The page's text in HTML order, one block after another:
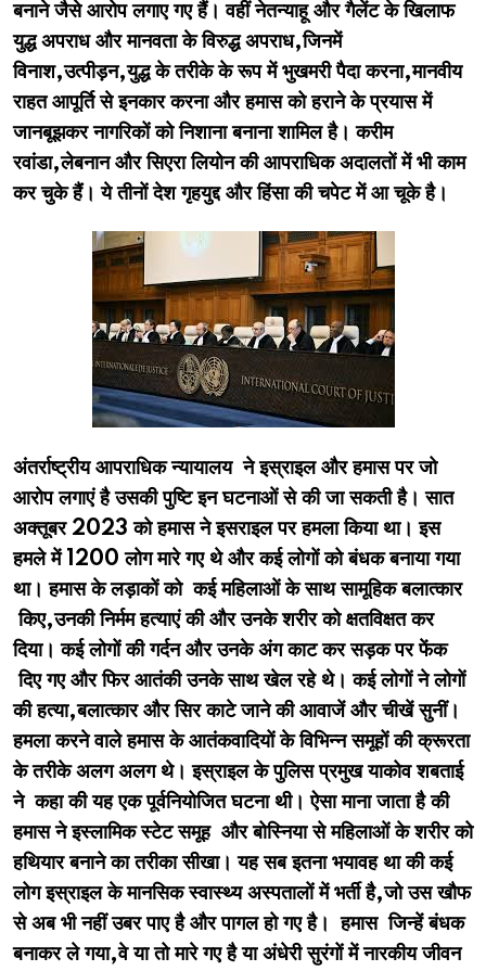
बनाने जैसे आरोप लगाए गए हैं। वहीं नेतन्याहू और गैलेंट के खिलाफ
युद्ध अपराध और मानवता के विरुद्ध अपराध,जिनमें
विनाश,उत्पीड़न,युद्ध के तरीके के रूप में भुखमरी पैदा करना,मानवीय
राहत आपूर्ति से इनकार करना और हमास को हराने के प्रयास में
जानबूझकर नागरिकों को निशाना बनाना शामिल है। करीम
रवांडा,लेबनान और सिएरा लियोन की आपराधिक अदालतों में भी काम
कर चुके हैं। ये तीनों देश गृहयुद्द और हिंसा की चपेट में आ चूके है।
अंतर्राष्ट्रीय आपराधिक न्यायालय ने इस्राइल और हमास पर जो
आरोप लगाएं है उसकी पुष्टि इन घटनाओं से की जा सकती है। सात
अक्तूबर 2023 को हमास ने इसराइल पर हमला किया था। इस
हमले में 1200 लोग मारे गए थे और कई लोगों को बंधक बनाया गया
था। हमास के लड़ाकों को कई महिलाओं के साथ सामूहिक बलात्कार
किए,उनकी निर्मम हत्याएं की और उनके शरीर को क्षतविक्षत कर
दिया। कई लोगों की गर्दन और उनके अंग काट कर सड़क पर फेंक
दिए गए और फिर आतंकी उनके साथ खेल रहे थे। कई लोगों ने लोगों
की हत्या,बलात्कार और सिर काटे जाने की आवाजें और चीखें सुनीं।
हमला करने वाले हमास के आतंकवादियों के विभिन्न समूहों की क्रूरता
के तरीके अलग अलग थे। इस्राइल के पुलिस प्रमुख याकोव शबताई
ने कहा की यह एक पूर्वनियोजित घटना थी। ऐसा माना जाता है की
हमास ने इस्लामिक स्टेट समूह और बोस्निया से महिलाओं के शरीर को
हथियार बनाने का तरीका सीखा। यह सब इतना भयावह था की कई
लोग इस्राइल के मानसिक स्वास्थ्य अस्पतालों में भर्ती है,जो उस खौफ
से अब भी नहीं उबर पाए है और पागल हो गए है। हमास जिन्हें बंधक
बनाकर ले गया,वे या तो मारे गए है या अंधेरी सुरंगों में नारकीय जीवन